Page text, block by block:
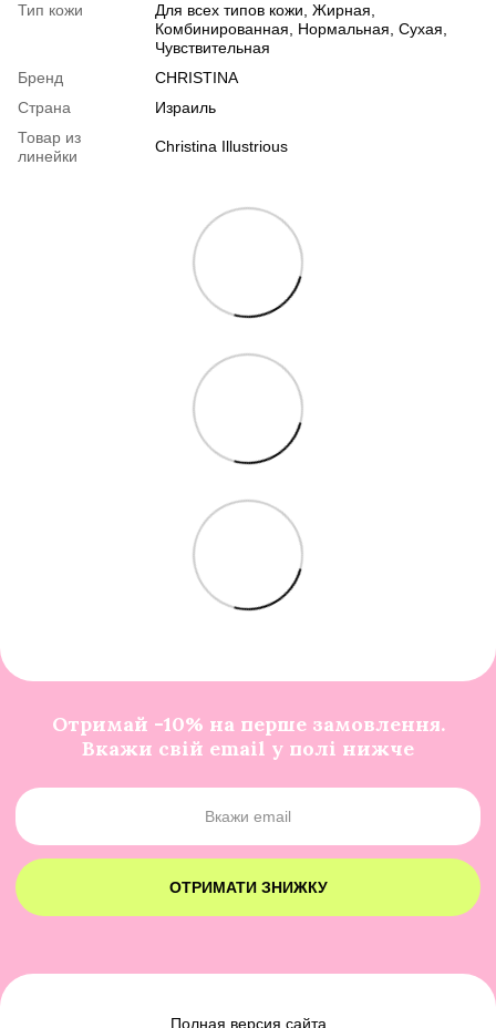
Тип кожи Для всех типов кожи, Жирная,
Комбинированная, Нормальная, Сухая,
Чувствительная
Бренд
CHRISTINA
Страна
Израиль
Товар из
линейки
Christina Illustrious
Отримай -10% на перше замовлення.
Вкажи свій email у полі нижче
ОТРИМАТИ ЗНИЖКУ
Полная версия сайта